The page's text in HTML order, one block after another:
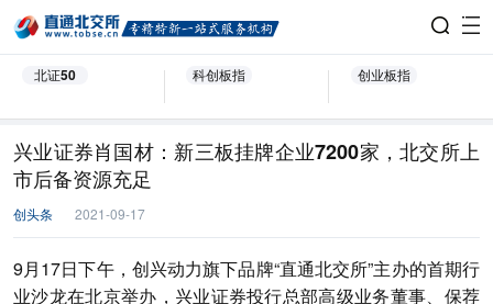
北证50 科创板指 创业板指
兴业证券肖国材：新三板挂牌企业7200家，北交所上
市后备资源充足
创头条 2021-09-17
9月17日下午，创兴动力旗下品牌“直通北交所”主办的首期行
业沙龙在北京举办，兴业证券投行总部高级业务董事、保荐